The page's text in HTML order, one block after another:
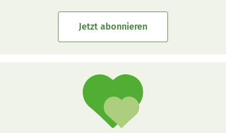
Jetzt abonnieren